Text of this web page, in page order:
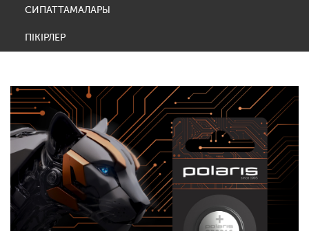
СИПАТТАМАЛАРЫ
ПІКІРЛЕР